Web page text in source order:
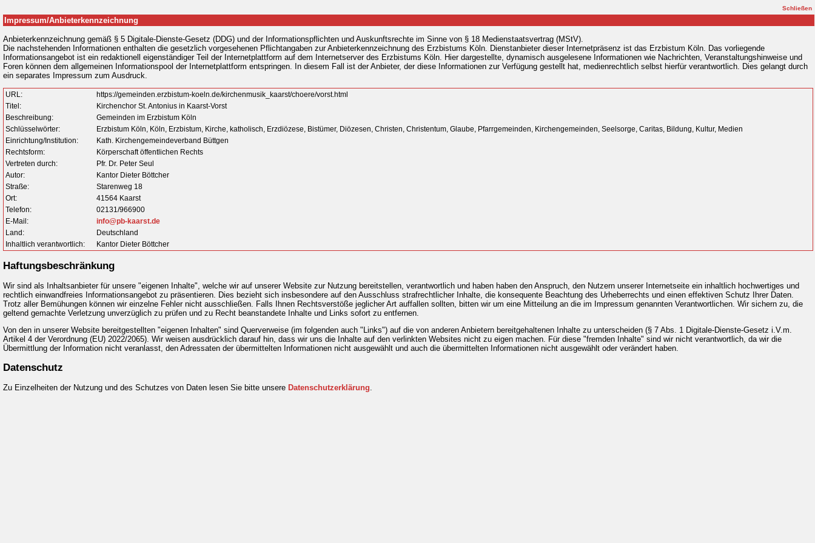
Schließen
Impressum/Anbieterkennzeichnung
Anbieterkennzeichnung gemäß § 5 Digitale-Dienste-Gesetz (DDG) und der Informationspflichten und Auskunftsrechte im Sinne von § 18 Medienstaatsvertrag (MStV).
Die nachstehenden Informationen enthalten die gesetzlich vorgesehenen Pflichtangaben zur Anbieterkennzeichnung des Erzbistums Köln. Dienstanbieter dieser Internetpräsenz ist das Erzbistum Köln. Das vorliegende
Informationsangebot ist ein redaktionell eigenständiger Teil der Internetplattform auf dem Internetserver des Erzbistums Köln. Hier dargestellte, dynamisch ausgelesene Informationen wie Nachrichten, Veranstaltungshinweise und
Foren können dem allgemeinen Informationspool der Internetplattform entspringen. In diesem Fall ist der Anbieter, der diese Informationen zur Verfügung gestellt hat, medienrechtlich selbst hierfür verantwortlich. Dies gelangt durch
ein separates Impressum zum Ausdruck.
URL:
https://gemeinden.erzbistum-koeln.de/kirchenmusik_kaarst/choere/vorst.html
Titel:
Kirchenchor St. Antonius in Kaarst-Vorst
Beschreibung:
Gemeinden im Erzbistum Köln
Schlüsselwörter:
Erzbistum Köln, Köln, Erzbistum, Kirche, katholisch, Erzdiözese, Bistümer, Diözesen, Christen, Christentum, Glaube, Pfarrgemeinden, Kirchengemeinden, Seelsorge, Caritas, Bildung, Kultur, Medien
Einrichtung/Institution:
Kath. Kirchengemeindeverband Büttgen
Rechtsform:
Körperschaft öffentlichen Rechts
Vertreten durch:
Pfr. Dr. Peter Seul
Autor:
Kantor Dieter Böttcher
Straße:
Starenweg 18
Ort:
41564 Kaarst
Telefon:
02131/966900
E-Mail:
info@pb-kaarst.de
Land:
Deutschland
Inhaltlich verantwortlich:
Kantor Dieter Böttcher
Haftungsbeschränkung
Wir sind als Inhaltsanbieter für unsere "eigenen Inhalte", welche wir auf unserer Website zur Nutzung bereitstellen, verantwortlich und haben haben den Anspruch, den Nutzern unserer Internetseite ein inhaltlich hochwertiges und
rechtlich einwandfreies Informationsangebot zu präsentieren. Dies bezieht sich insbesondere auf den Ausschluss strafrechtlicher Inhalte, die konsequente Beachtung des Urheberrechts und einen effektiven Schutz Ihrer Daten.
Trotz aller Bemühungen können wir einzelne Fehler nicht ausschließen. Falls Ihnen Rechtsverstöße jeglicher Art auffallen sollten, bitten wir um eine Mitteilung an die im Impressum genannten Verantwortlichen. Wir sichern zu, die
geltend gemachte Verletzung unverzüglich zu prüfen und zu Recht beanstandete Inhalte und Links sofort zu entfernen.
Von den in unserer Website bereitgestellten "eigenen Inhalten" sind Querverweise (im folgenden auch "Links") auf die von anderen Anbietern bereitgehaltenen Inhalte zu unterscheiden (§ 7 Abs. 1 Digitale-Dienste-Gesetz i.V.m.
Artikel 4 der Verordnung (EU) 2022/2065). Wir weisen ausdrücklich darauf hin, dass wir uns die Inhalte auf den verlinkten Websites nicht zu eigen machen. Für diese "fremden Inhalte" sind wir nicht verantwortlich, da wir die
Übermittlung der Information nicht veranlasst, den Adressaten der übermittelten Informationen nicht ausgewählt und auch die übermittelten Informationen nicht ausgewählt oder verändert haben.
Datenschutz
Zu Einzelheiten der Nutzung und des Schutzes von Daten lesen Sie bitte unsere Datenschutzerklärung